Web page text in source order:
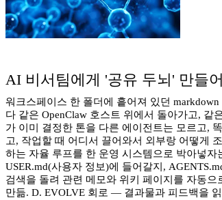
AI 비서팀에게 '공유 두뇌' 만들
워크스페이스 한 폴더에 흩어져 있던
다 같은 OpenClaw 호스트 위에서 돌아가고,
가 이미 결정한 톤을 다른 에이전트는 모르고,
고, 작업할 때 어디서 끌어와서 외부랑 어떻게
하는 자율 루프를 한 운영 시스템으로 박아넣
USER.md(사용자 정보)에 들어갈지,
검색을 돌려 관련 메모와 위키 페이지를 자동
만듦. D. EVOLVE 회로 — 결과물과 피드백을